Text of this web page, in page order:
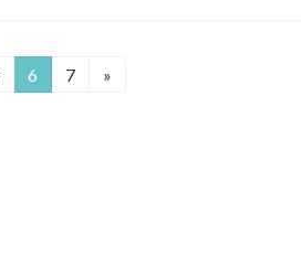
6 7 »